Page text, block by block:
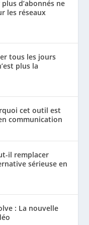
d’abonnés ne
les réseaux
tous les jours
plus la
cet outil est
communication
il remplacer
sérieuse en
: La nouvelle